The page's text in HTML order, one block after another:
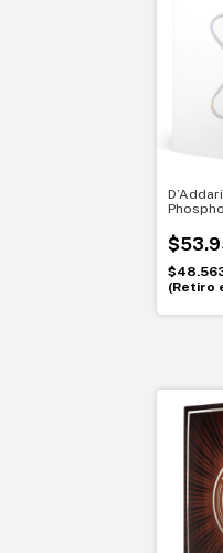
056.
(Retiro